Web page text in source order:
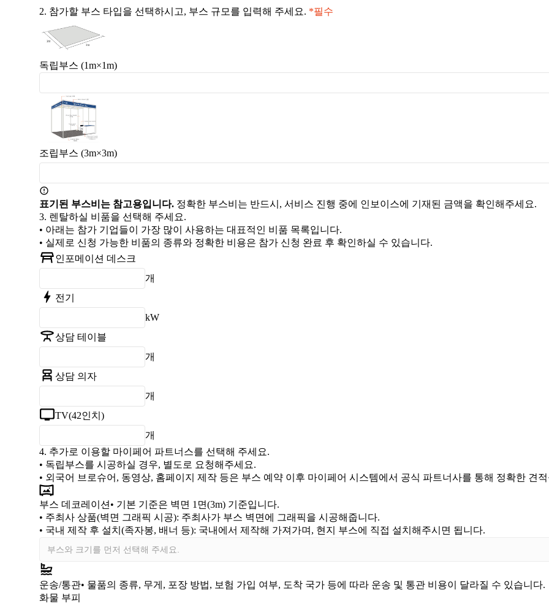
2. 참가할 부스 타입을 선택하시고, 부스 규모를 입력해 주세요. *필수
독립부스 (1m×1m)
조립부스 (3m×3m)
표기된 부스비는 참고용입니다. 정확한 부스비는 반드시, 서비스 진행 중에 인보이스에 기재된 금액을 확인해주세요.
3. 렌탈하실 비품을 선택해 주세요.
• 아래는 참가 기업들이 가장 많이 사용하는 대표적인 비품 목록입니다.
• 실제로 신청 가능한 비품의 종류와 정확한 비용은 참가 신청 완료 후 확인하실 수 있습니다.
인포메이션 데스크
개
전기
kW
상담 테이블
개
상담 의자
개
TV(42인치)
개
4. 추가로 이용할 마이페어 파트너스를 선택해 주세요.
• 독립부스를 시공하실 경우, 별도로 요청해주세요.
• 외국어 브로슈어, 동영상, 홈페이지 제작 등은 부스 예약 이후 마이페어 시스템에서 공식 파트너사를 통해 정확한 견
부스 데코레이션 • 기본 기준은 벽면 1면(3m) 기준입니다.
• 주최사 상품(벽면 그래픽 시공): 주최사가 부스 벽면에 그래픽을 시공해줍니다.
• 국내 제작 후 설치(족자봉, 배너 등): 국내에서 제작해 가져가며, 현지 부스에 직접 설치해주시면 됩니다.
운송/통관• 물품의 종류, 무게, 포장 방법, 보험 가입 여부, 도착 국가 등에 따라 운송 및 통관 비용이 달라질 수 있습니다.
화물 부피